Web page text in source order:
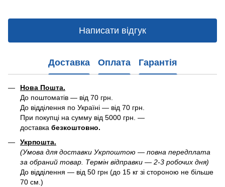
Написати відгук
Доставка Оплата Гарантія
Нова Пошта.
До поштоматів — від 70 грн.
До відділення по Україні — від 70 грн.
При покупці на сумму від 5000 грн. —
доставка безкоштовно.
Укрпошта.
(Умова для доставки Укрпоштою — повна передплата
за обраний товар. Термін відправки — 2-3 робочих дня)
До відділення — від 50 грн (до 15 кг зі стороною не більше
70 см.)